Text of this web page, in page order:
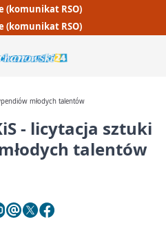
(komunikat RSO)
(komunikat RSO)
młodych talentów
- licytacja sztuki
talentów